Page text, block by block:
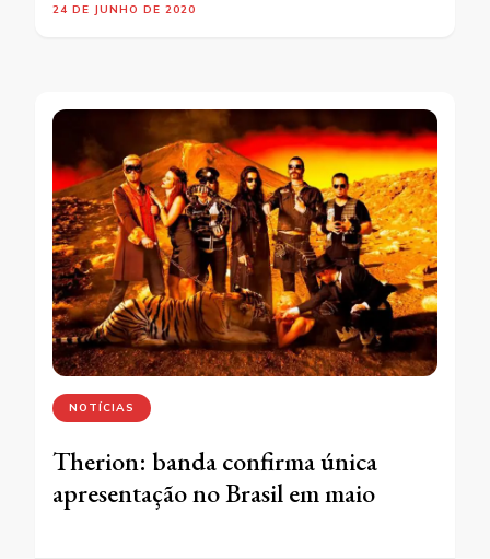
24 DE JUNHO DE 2020
NOTÍCIAS
Therion: banda confirma única
apresentação no Brasil em maio